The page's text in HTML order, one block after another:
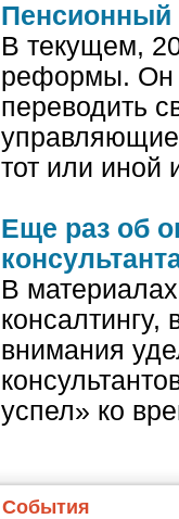
Пенсионный
В текущем,
реформы. Он
переводить
управляющие
тот или иной
Еще раз об
В
консалтингу,
внимания
успел» ко
События